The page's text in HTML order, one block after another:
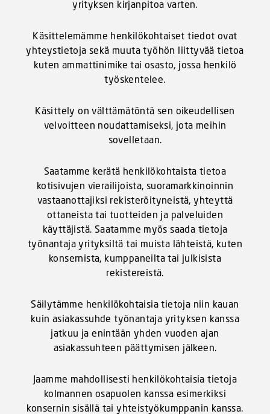
yrityksen kirjanpitoa varten.
Käsittelemämme henkilökohtaiset tiedot ovat
yhteystietoja sekä muuta työhön liittyvää tietoa
kuten ammattinimike tai osasto, jossa henkilö
työskentelee.
Käsittely on välttämätöntä sen oikeudellisen
velvoitteen noudattamiseksi, jota meihin
sovelletaan.
Saatamme kerätä henkilökohtaista tietoa
kotisivujen vierailijoista, suoramarkkinoinnin
vastaanottajiksi rekisteröityneistä, yhteyttä
ottaneista tai tuotteiden ja palveluiden
käyttäjistä. Saatamme myös saada tietoja
työnantaja yrityksiltä tai muista lähteistä, kuten
konsernista, kumppaneilta tai julkisista
rekistereistä.
Säilytämme henkilökohtaisia tietoja niin kauan
kuin asiakassuhde työnantaja yrityksen kanssa
jatkuu ja enintään yhden vuoden ajan
asiakassuhteen päättymisen jälkeen.
Jaamme mahdollisesti henkilökohtaisia tietoja
kolmannen osapuolen kanssa esimerkiksi
konsernin sisällä tai yhteistyökumppanin kanssa.